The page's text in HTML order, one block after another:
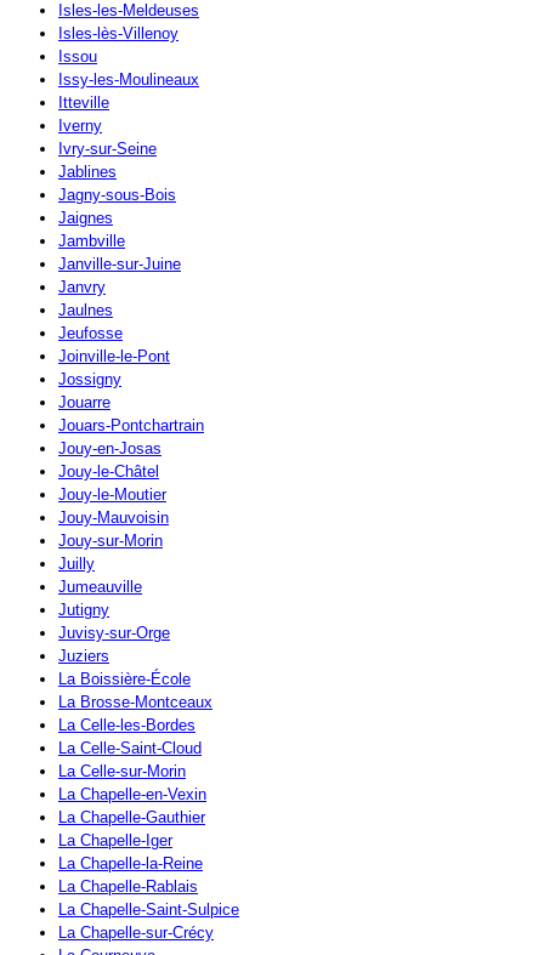
Isles-les-Meldeuses
Isles-lès-Villenoy
Issou
Issy-les-Moulineaux
Itteville
Iverny
Ivry-sur-Seine
Jablines
Jagny-sous-Bois
Jaignes
Jambville
Janville-sur-Juine
Janvry
Jaulnes
Jeufosse
Joinville-le-Pont
Jossigny
Jouarre
Jouars-Pontchartrain
Jouy-en-Josas
Jouy-le-Châtel
Jouy-le-Moutier
Jouy-Mauvoisin
Jouy-sur-Morin
Juilly
Jumeauville
Jutigny
Juvisy-sur-Orge
Juziers
La Boissière-École
La Brosse-Montceaux
La Celle-les-Bordes
La Celle-Saint-Cloud
La Celle-sur-Morin
La Chapelle-en-Vexin
La Chapelle-Gauthier
La Chapelle-Iger
La Chapelle-la-Reine
La Chapelle-Rablais
La Chapelle-Saint-Sulpice
La Chapelle-sur-Crécy